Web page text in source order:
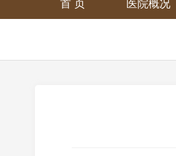
首 页 医院概况